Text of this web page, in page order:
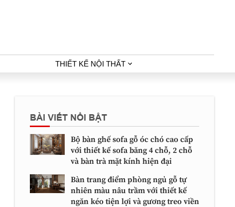
THIẾT KẾ NỘI THẤT
BÀI VIẾT NỔI BẬT
Bộ bàn ghế sofa gỗ óc chó cao cấp
với thiết kế sofa băng 4 chỗ, 2 chỗ
và bàn trà mặt kính hiện đại
Bàn trang điểm phòng ngủ gỗ tự
nhiên màu nâu trầm với thiết kế
ngăn kéo tiện lợi và gương treo viền